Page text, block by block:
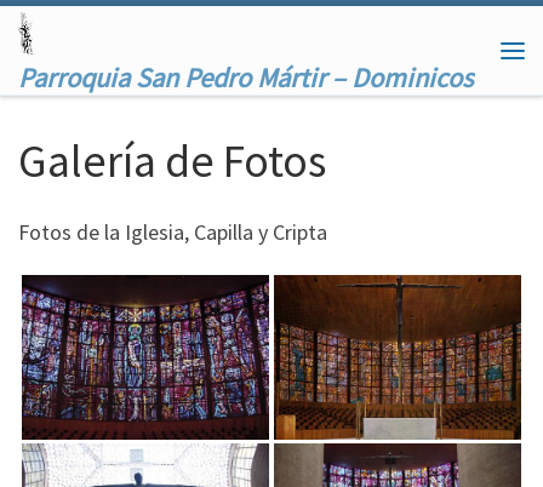
Parroquia San Pedro Mártir – Dominicos
Galería de Fotos
Fotos de la Iglesia, Capilla y Cripta